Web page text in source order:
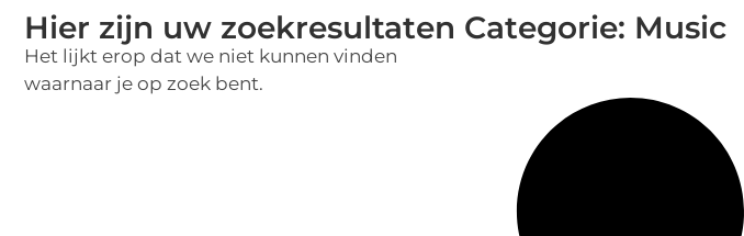
Hier zijn uw zoekresultaten Categorie: Music
Het lijkt erop dat we niet kunnen vinden
waarnaar je op zoek bent.